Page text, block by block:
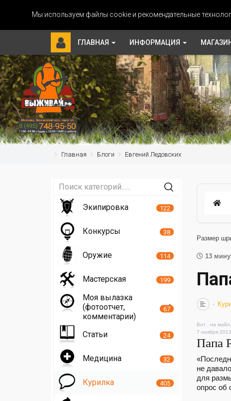
Мы используем файлы cookie и рекомендательные
ГЛАВНАЯ ИНФОРМАЦИЯ
Главная Блоги Евгений Ледовских
Размер
13
Вот , на
7 ноября
Папа
не
для
опрос об
Экипировка 122
Конкурсы 38
Оружие 114
Мастерская 199
Моя вылазка
(фотоотчет,
комментарии)
67
Статьи 24
Медицина 32
Курилка 405